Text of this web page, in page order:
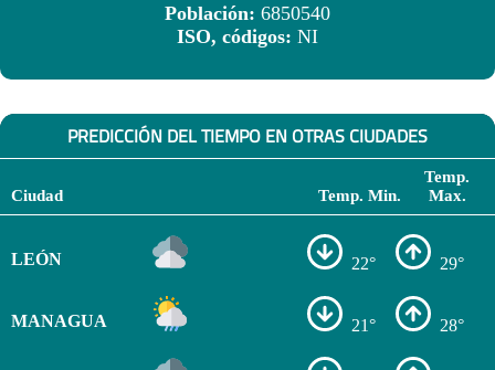
Población: 6850540
ISO, códigos: NI
PREDICCIÓN DEL TIEMPO EN OTRAS CIUDADES
Ciudad Temp. Min.
Temp.
Max.
LEÓN 22° 29°
MANAGUA 21° 28°